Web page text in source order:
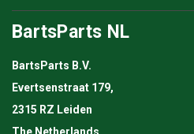
BartsParts NL
BartsParts B.V.
Evertsenstraat 179,
2315 RZ Leiden